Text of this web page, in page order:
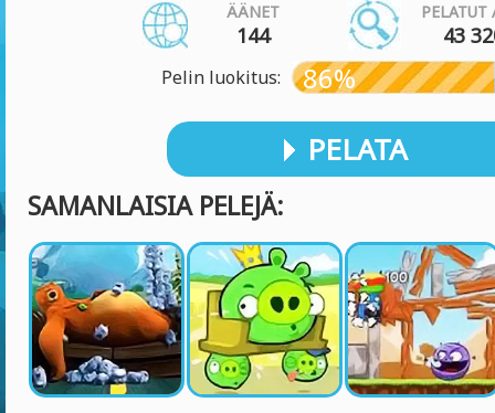
ÄÄNET
144
PELATUT
43
Pelin luokitus: 86%
PELATA
SAMANLAISIA PELEJÄ: